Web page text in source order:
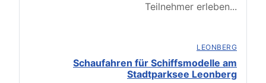
Teilnehmer erleben...
LEONBERG
Schaufahren für Schiffsmodelle am
Stadtparksee Leonberg